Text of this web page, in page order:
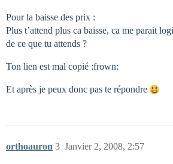
Pour la baisse des prix :
Plus t’attend plus ca baisse, ca me parait
de ce que tu attends ?
Ton lien est mal copié :frown:
Et après je peux donc pas te répondre
orthoauron Janvier 2, 2008, 2:57
3